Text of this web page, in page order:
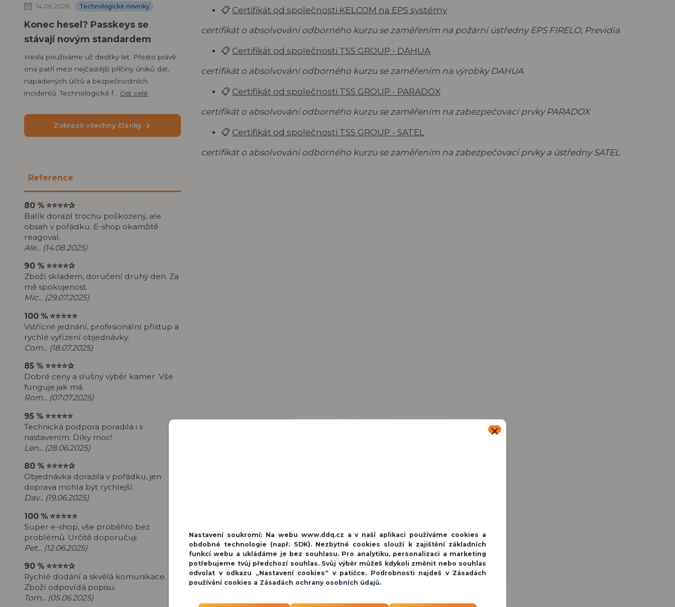
14.06.2026 Technologické novinky
Konec hesel? Passkeys se
stávají novým standardem
Hesla používáme už desítky let. Přesto právě
ona patří mezi nejčastější příčiny úniků dat,
napadených účtů a bezpečnostních
incidentů. Technologické f... číst celé
Zobrazit všechny články
Reference
80 % ⭐⭐⭐⭐✰
Balík dorazil trochu poškozený, ale
obsah v pořádku. E-shop okamžitě
reagoval.
Ale... (14.08.2025)
90 % ⭐⭐⭐⭐✰
Zboží skladem, doručení druhý den. Za
mě spokojenost.
Mic... (29.07.2025)
100 % ⭐⭐⭐⭐⭐
Vstřícné jednání, profesionální přístup a
rychlé vyřízení objednávky.
Com... (18.07.2025)
85 % ⭐⭐⭐⭐✰
Dobré ceny a slušný výběr kamer. Vše
funguje jak má.
Rom... (07.07.2025)
95 % ⭐⭐⭐⭐⭐
Technická podpora poradila i s
nastavením. Díky moc!
Len... (28.06.2025)
80 % ⭐⭐⭐⭐✰
Objednávka dorazila v pořádku, jen
doprava mohla být rychlejší.
Dav... (19.06.2025)
100 % ⭐⭐⭐⭐⭐
Super e-shop, vše proběhlo bez
problémů. Určitě doporučuji.
Pet... (12.06.2025)
90 % ⭐⭐⭐⭐✰
Rychlé dodání a skvělá komunikace.
Zboží odpovídá popisu.
Tom... (05.06.2025)
📋 Certifikát od společnosti KELCOM na EPS systémy
certifikát o absolvování odborného kurzu se zaměřením na požární ústředny EPS FIRELO, Previdia
📋 Certifikát od společnosti TSS GROUP - DAHUA
certifikát o absolvování odborného kurzu se zaměřením na výrobky DAHUA
📋 Certifikát od společnosti TSS GROUP - PARADOX
certifikát o absolvování odborného kurzu se zaměřením na zabezpečovací prvky PARADOX
📋 Certifikát od společnosti TSS GROUP - SATEL
certifikát o absolvování odborného kurzu se zaměřením na zabezpečovací prvky a ústředny SATEL
Nastavení soukromí: Na webu www.ddq.cz a v naší aplikaci používáme cookies a
obdobné technologie (např. SDK). Nezbytné cookies slouží k zajištění základních
funkcí webu a ukládáme je bez souhlasu. Pro analytiku, personalizaci a marketing
potřebujeme tvůj předchozí souhlas. Svůj výběr můžeš kdykoli změnit nebo souhlas
odvolat v odkazu „Nastavení cookies“ v patičce. Podrobnosti najdeš v Zásadách
používání cookies a Zásadách ochrany osobních údajů.